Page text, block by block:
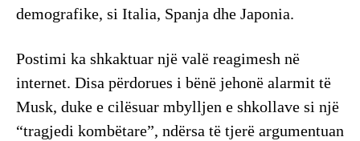
demografike, si Italia, Spanja dhe Japonia.
Postimi ka shkaktuar një valë reagimesh në
internet. Disa përdorues i bënë jehonë alarmit të
Musk, duke e cilësuar mbylljen e shkollave si një
“tragjedi kombëtare”, ndërsa të tjerë argumentuan